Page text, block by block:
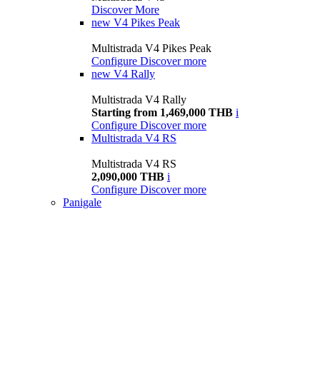
Discover More
new V4 Pikes Peak
Multistrada V4 Pikes Peak
Configure Discover more
new V4 Rally
Multistrada V4 Rally
Starting from 1,469,000 THB i
Configure Discover more
Multistrada V4 RS
Multistrada V4 RS
2,090,000 THB i
Configure Discover more
Panigale